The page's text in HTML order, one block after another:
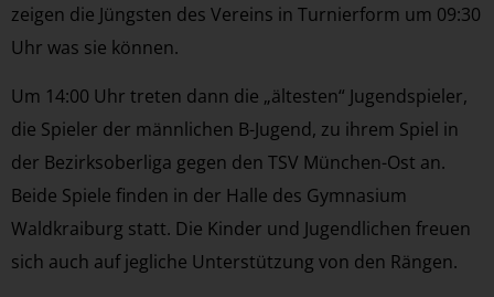
zeigen die Jüngsten des Vereins in Turnierform um 09:30
Uhr was sie können.
Um 14:00 Uhr treten dann die „ältesten“ Jugendspieler,
die Spieler der männlichen B-Jugend, zu ihrem Spiel in
der Bezirksoberliga gegen den TSV München-Ost an.
Beide Spiele finden in der Halle des Gymnasium
Waldkraiburg statt. Die Kinder und Jugendlichen freuen
sich auch auf jegliche Unterstützung von den Rängen.